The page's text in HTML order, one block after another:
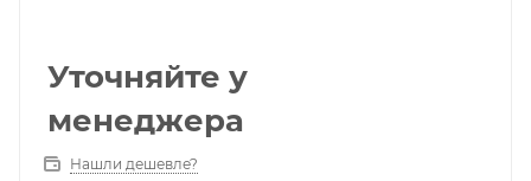
Уточняйте у
менеджера
Нашли дешевле?